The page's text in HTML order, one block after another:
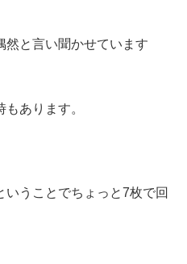
然と言い聞かせています
あります。
いうことでちょっと7枚で回